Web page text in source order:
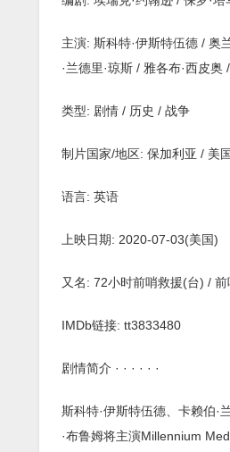
主演: 斯科特·伊斯特伍德 / 奥
·兰德里·琼斯 / 雅各布·西皮奥
类型: 剧情 / 历史 / 战争
制片国家/地区: 保加利亚 / 美
语言: 英语
上映日期: 2020-07-03(美国)
又名: 72小时前哨救援(台) /
IMDb链接: tt3833480
剧情简介 · · · · · ·
斯科特·伊斯特伍德、卡赖伯·
·布鲁姆将主演Millennium